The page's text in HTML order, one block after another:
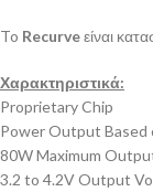
To Recurveείναι
Χαρακτηριστικά:
Proprietary Chip
Power Output
80W Maximum
3.2 to 4.2V Output